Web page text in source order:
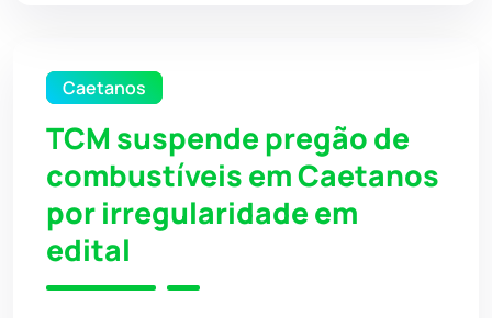
Caetanos
TCM suspende pregão de
combustíveis em Caetanos
por irregularidade em
edital